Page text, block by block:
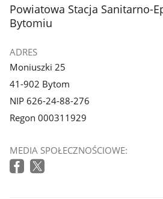
stopka
Powiatowa Stacja Sanitarno-
Bytomiu
ADRES
Moniuszki 25
41-902 Bytom
NIP 626-24-88-276
Regon 000311929
MEDIA SPOŁECZNOŚCIOWE: